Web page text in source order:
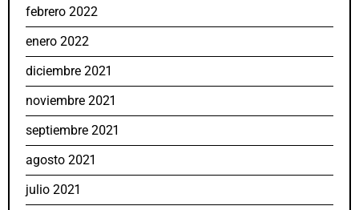
febrero 2022
enero 2022
diciembre 2021
noviembre 2021
septiembre 2021
agosto 2021
julio 2021